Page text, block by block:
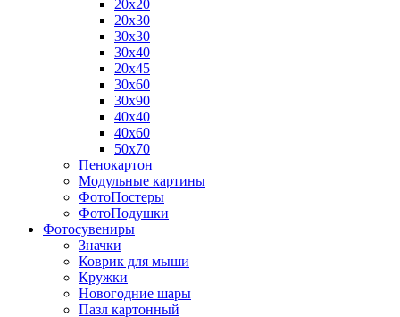
20х20
20х30
30х30
30х40
20х45
30х60
30х90
40х40
40х60
50х70
Пенокартон
Модульные картины
ФотоПостеры
ФотоПодушки
Фотоcувениры
Значки
Коврик для мыши
Кружки
Новогодние шары
Пазл картонный